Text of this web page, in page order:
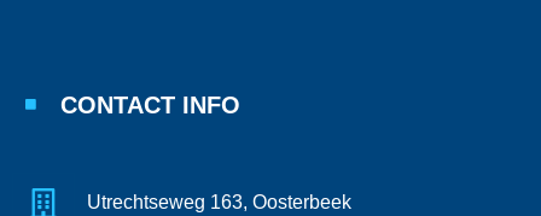
CONTACT INFO
Utrechtseweg 163, Oosterbeek